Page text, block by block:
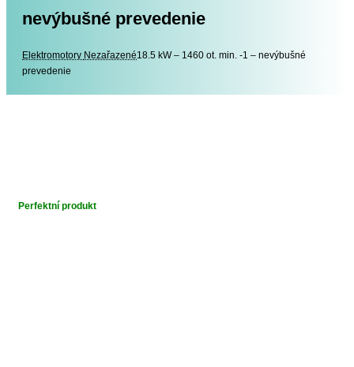
nevýbušné prevedenie
Elektromotory Elektromotory
Nezařazené18.5 kW – 1460 ot. min. -1 – nevýbušné
prevedenie
Perfektní produkt